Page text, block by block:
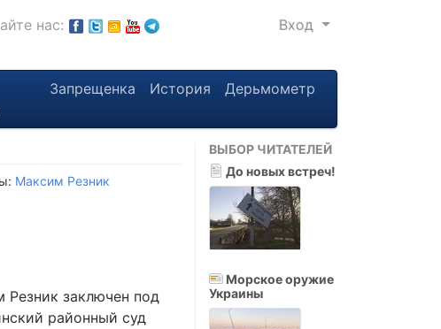
нас: Вход
Запрещенка История Дерьмометр
Максим Резник
Резник заключен под
районный суд
ВЫБОР ЧИТАТЕЛЕЙ
До новых встреч!
Морское оружие
Украины